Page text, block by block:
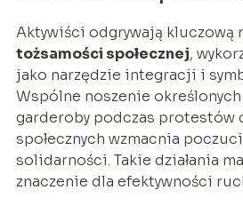
Aktywiści odgrywają kluczową
tożsamości społecznej,
jako narzędzie integracji i
Wspólne noszenie
garderoby podczas protestów
społecznych wzmacnia
solidarności. Takie działania
znaczenie dla efektywności